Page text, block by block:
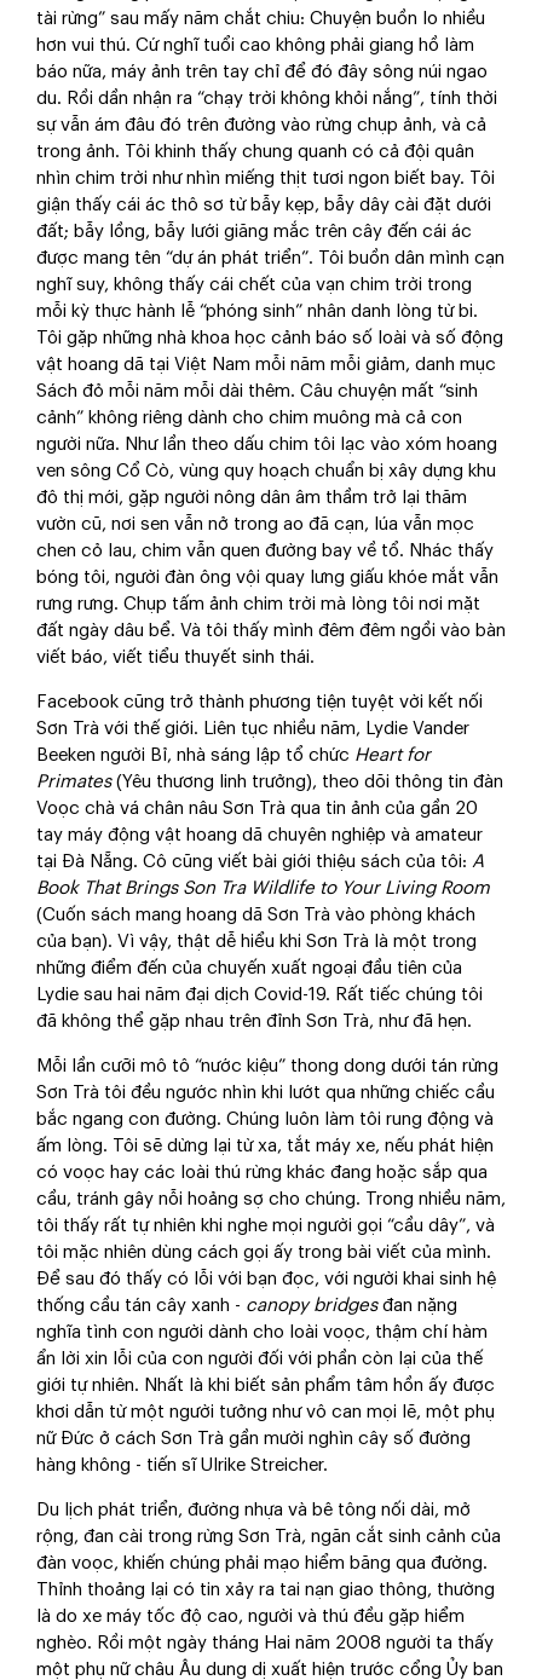
tài rừng” sau mấy năm chắt chiu: Chuyện buồn lo nhiều
hơn vui thú. Cứ nghĩ tuổi cao không phải giang hồ làm
báo nữa, máy ảnh trên tay chỉ để đó đây sông núi ngao
du. Rồi dần nhận ra “chạy trời không khỏi nắng”, tính thời
sự vẫn ám đâu đó trên đường vào rừng chụp ảnh, và cả
trong ảnh. Tôi khinh thấy chung quanh có cả đội quân
nhìn chim trời như nhìn miếng thịt tươi ngon biết bay. Tôi
giận thấy cái ác thô sơ từ bẫy kẹp, bẫy dây cài đặt dưới
đất; bẫy lồng, bẫy lưới giăng mắc trên cây đến cái ác
được mang tên “dự án phát triển”. Tôi buồn dân mình cạn
nghĩ suy, không thấy cái chết của vạn chim trời trong
mỗi kỳ thực hành lễ “phóng sinh” nhân danh lòng từ bi.
Tôi gặp những nhà khoa học cảnh báo số loài và số động
vật hoang dã tại Việt Nam mỗi năm mỗi giảm, danh mục
Sách đỏ mỗi năm mỗi dài thêm. Câu chuyện mất “sinh
cảnh” không riêng dành cho chim muông mà cả con
người nữa. Như lần theo dấu chim tôi lạc vào xóm hoang
ven sông Cổ Cò, vùng quy hoạch chuẩn bị xây dựng khu
đô thị mới, gặp người nông dân âm thầm trở lại thăm
vườn cũ, nơi sen vẫn nở trong ao đã cạn, lúa vẫn mọc
chen cỏ lau, chim vẫn quen đường bay về tổ. Nhác thấy
bóng tôi, người đàn ông vội quay lưng giấu khóe mắt vẫn
rưng rưng. Chụp tấm ảnh chim trời mà lòng tôi nơi mặt
đất ngày dâu bể. Và tôi thấy mình đêm đêm ngồi vào bàn
viết báo, viết tiểu thuyết sinh thái.
Facebook cũng trở thành phương tiện tuyệt vời kết nối
Sơn Trà với thế giới. Liên tục nhiều năm, Lydie Vander
Beeken người Bỉ, nhà sáng lập tổ chức Heart for
Primates (Yêu thương linh trưởng), theo dõi thông tin đàn
Voọc chà vá chân nâu Sơn Trà qua tin ảnh của gần 20
tay máy động vật hoang dã chuyên nghiệp và amateur
tại Đà Nẵng. Cô cũng viết bài giới thiệu sách của tôi: A
Book That Brings Son Tra Wildlife to Your Living Room
(Cuốn sách mang hoang dã Sơn Trà vào phòng khách
của bạn). Vì vậy, thật dễ hiểu khi Sơn Trà là một trong
những điểm đến của chuyến xuất ngoại đầu tiên của
Lydie sau hai năm đại dịch Covid-19. Rất tiếc chúng tôi
đã không thể gặp nhau trên đỉnh Sơn Trà, như đã hẹn.
Mỗi lần cưỡi mô tô “nước kiệu” thong dong dưới tán rừng
Sơn Trà tôi đều ngước nhìn khi lướt qua những chiếc cầu
bắc ngang con đường. Chúng luôn làm tôi rung động và
ấm lòng. Tôi sẽ dừng lại từ xa, tắt máy xe, nếu phát hiện
có voọc hay các loài thú rừng khác đang hoặc sắp qua
cầu, tránh gây nỗi hoảng sợ cho chúng. Trong nhiều năm,
tôi thấy rất tự nhiên khi nghe mọi người gọi “cầu dây”, và
tôi mặc nhiên dùng cách gọi ấy trong bài viết của mình.
Để sau đó thấy có lỗi với bạn đọc, với người khai sinh hệ
thống cầu tán cây xanh - canopy bridges đan nặng
nghĩa tình con người dành cho loài voọc, thậm chí hàm
ẩn lời xin lỗi của con người đối với phần còn lại của thế
giới tự nhiên. Nhất là khi biết sản phẩm tâm hồn ấy được
khơi dẫn từ một người tưởng như vô can mọi lẽ, một phụ
nữ Đức ở cách Sơn Trà gần mười nghìn cây số đường
hàng không - tiến sĩ Ulrike Streicher.
Du lịch phát triển, đường nhựa và bê tông nối dài, mở
rộng, đan cài trong rừng Sơn Trà, ngăn cắt sinh cảnh của
đàn voọc, khiến chúng phải mạo hiểm băng qua đường.
Thỉnh thoảng lại có tin xảy ra tai nạn giao thông, thường
là do xe máy tốc độ cao, người và thú đều gặp hiểm
nghèo. Rồi một ngày tháng Hai năm 2008 người ta thấy
một phụ nữ châu Âu dung dị xuất hiện trước cổng Ủy ban